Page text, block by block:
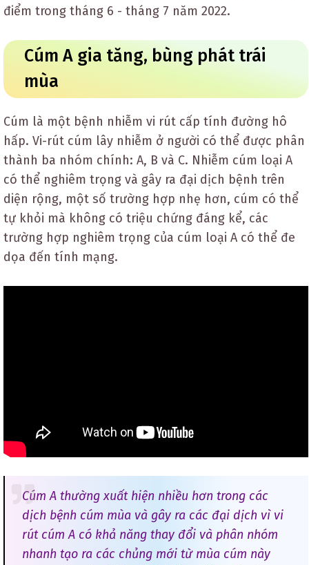
điểm trong tháng 6 - tháng 7 năm 2022.
Cúm A gia tăng, bùng phát trái
mùa
Cúm là một bệnh nhiễm vi rút cấp tính đường hô
hấp. Vi-rút cúm lây nhiễm ở người có thể được phân
thành ba nhóm chính: A, B và C. Nhiễm cúm loại A
có thể nghiêm trọng và gây ra đại dịch bệnh trên
diện rộng, một số trường hợp nhẹ hơn, cúm có thể
tự khỏi mà không có triệu chứng đáng kể, các
trường hợp nghiêm trọng của cúm loại A có thể đe
dọa đến tính mạng.
Cúm A thường xuất hiện nhiều hơn trong các
dịch bệnh cúm mùa và gây ra các đại dịch vì vi
rút cúm A có khả năng thay đổi và phân nhóm
nhanh tạo ra các chủng mới từ mùa cúm này